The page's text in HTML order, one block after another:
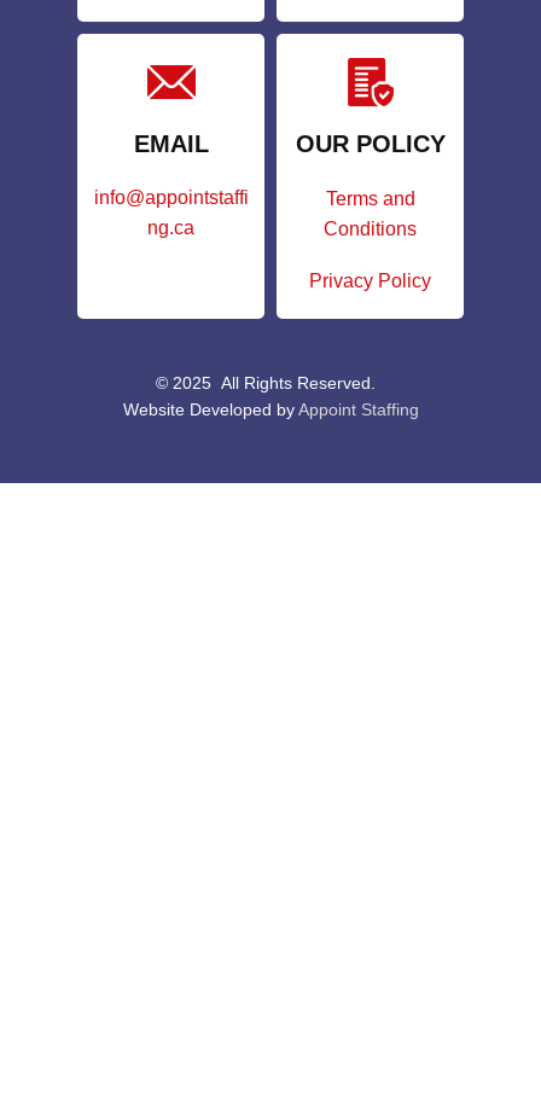
EMAIL
info@appointstaffi
ng.ca
OUR POLICY
Terms and
Conditions
Privacy Policy
© 2025 All Rights Reserved.
Website Developed byAppoint Staffing